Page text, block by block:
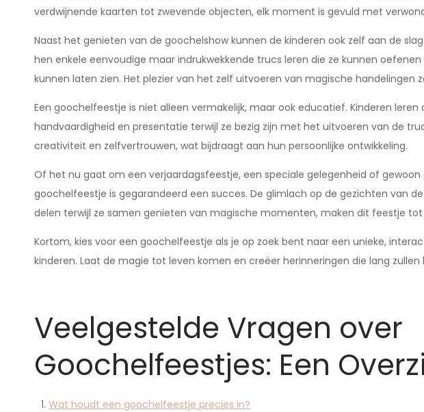
verdwijnende kaarten tot zwevende objecten, elk moment is gevuld met
Naast het genieten van de goochelshow kunnen de kinderen ook zelf aan de
hen enkele eenvoudige maar indrukwekkende trucs leren die ze kunnen
kunnen laten zien. Het plezier van het zelf uitvoeren van magische handelingen
Een goochelfeestje is niet alleen vermakelijk, maar ook educatief. Kinderen
handvaardigheid en presentatie terwijl ze bezig zijn met het uitvoeren van de
creativiteit en zelfvertrouwen, wat bijdraagt aan hun persoonlijke ontwikkeling.
Of het nu gaat om een verjaardagsfeestje, een speciale gelegenheid of
goochelfeestje is gegarandeerd een succes. De glimlach op de gezichten van
delen terwijl ze samen genieten van magische momenten, maken dit feestje tot
Kortom, kies voor een goochelfeestje als je op zoek bent naar een unieke,
kinderen. Laat de magie tot leven komen en creëer herinneringen die lang zullen
Veelgestelde Vragen over
Goochelfeestjes: Een
Wat houdt een goochelfeestje precies in?